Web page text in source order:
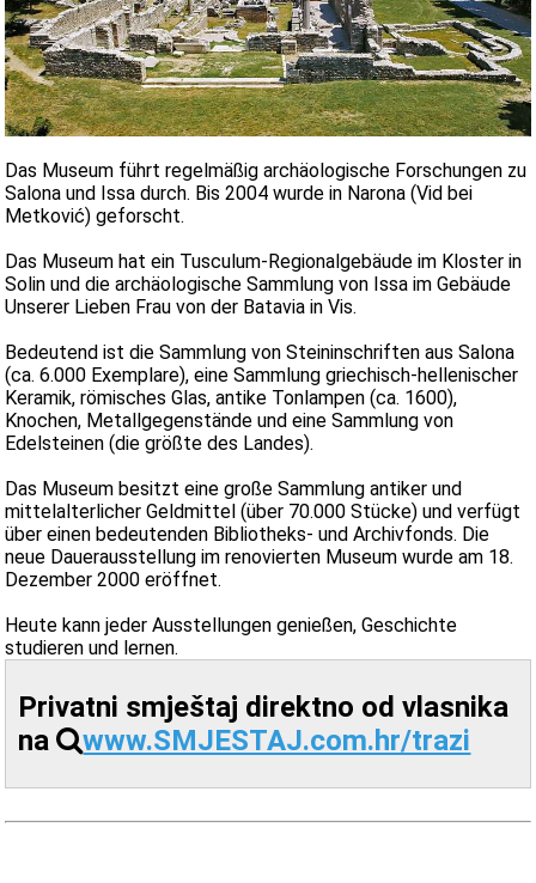
Das Museum führt regelmäßig archäologische Forschungen zu
Salona und Issa durch. Bis 2004 wurde in Narona (Vid bei
Metković) geforscht.
Das Museum hat ein Tusculum-Regionalgebäude im Kloster in
Solin und die archäologische Sammlung von Issa im Gebäude
Unserer Lieben Frau von der Batavia in Vis.
Bedeutend ist die Sammlung von Steininschriften aus Salona
(ca. 6.000 Exemplare), eine Sammlung griechisch-hellenischer
Keramik, römisches Glas, antike Tonlampen (ca. 1600),
Knochen, Metallgegenstände und eine Sammlung von
Edelsteinen (die größte des Landes).
Das Museum besitzt eine große Sammlung antiker und
mittelalterlicher Geldmittel (über 70.000 Stücke) und verfügt
über einen bedeutenden Bibliotheks- und Archivfonds. Die
neue Dauerausstellung im renovierten Museum wurde am 18.
Dezember 2000 eröffnet.
Heute kann jeder Ausstellungen genießen, Geschichte
studieren und lernen.
Privatni smještaj direktno od vlasnika
na
www.SMJESTAJ.com.hr/trazi